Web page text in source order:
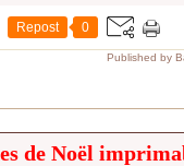
Repost 0
Published by
de Noël